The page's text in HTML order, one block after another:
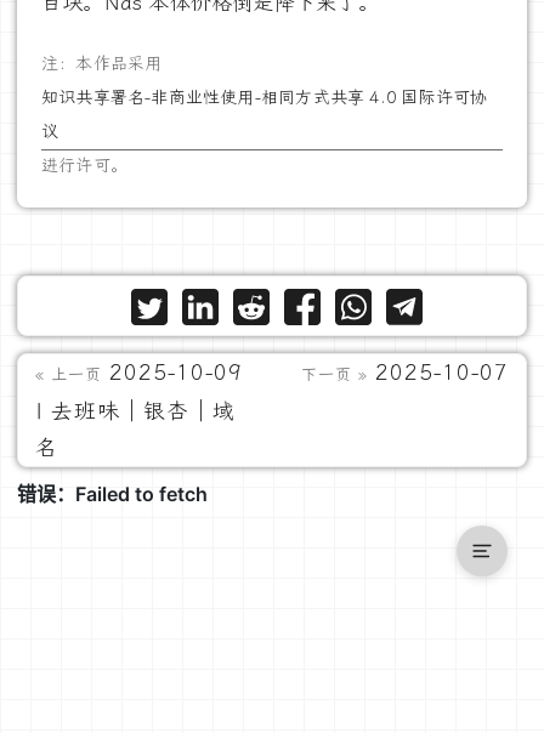
注：本作品采用
知识共享署名-非商业性使用-相同方式共享 4.0 国际许可协
议
进行许可。
« 上一页 2025-10-09
| 去班味｜银杏｜域
名
下一页 » 2025-10-07